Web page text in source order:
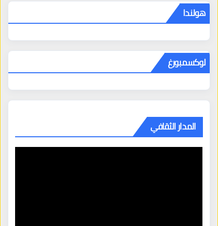
هولندا
لوكسمبورغ
المدار الثقافي